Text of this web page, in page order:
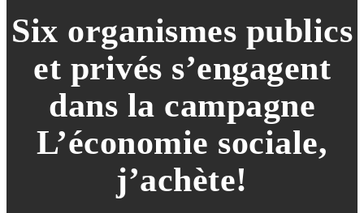
Six organismes publics
et privés s’engagent
dans la campagne
L’économie sociale,
j’achète!